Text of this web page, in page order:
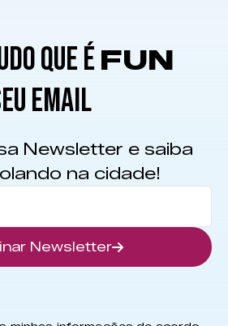
QUE É FUN
EMAIL
Newsletter e saiba
na cidade!
Newsletter